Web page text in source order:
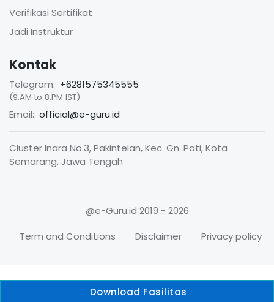
Download Fasilitas
Verifikasi Sertifikat
Jadi Instruktur
Kontak
Telegram: +6281575345555
(9:AM to 8:PM IST)
Email: official@e-guru.id
Cluster Inara No.3, Pakintelan, Kec. Gn. Pati, Kota
Semarang, Jawa Tengah
@e-Guru.id 2019 - 2026
Term and Conditions
Disclaimer Privacy policy